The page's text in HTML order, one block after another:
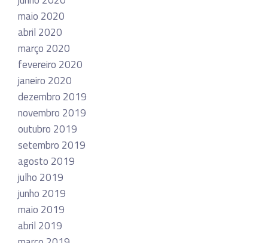
maio 2020
abril 2020
março 2020
fevereiro 2020
janeiro 2020
dezembro 2019
novembro 2019
outubro 2019
setembro 2019
agosto 2019
julho 2019
junho 2019
maio 2019
abril 2019